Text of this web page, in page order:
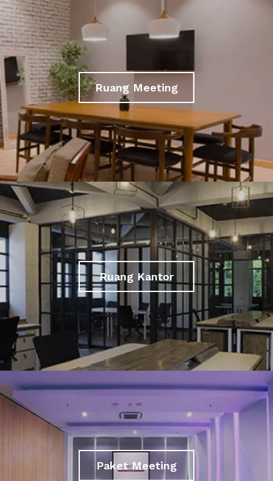
Ruang Meeting
Ruang Kantor
Paket Meeting